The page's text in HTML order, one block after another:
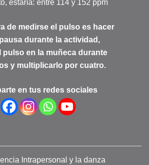
estaría: entre 114 y 152 ppm
de medirse el pulso es hacer
durante la actividad,
pulso en la muñeca durante
y multiplicarlo por cuatro.
en tus redes sociales
Intrapersonal y la danza